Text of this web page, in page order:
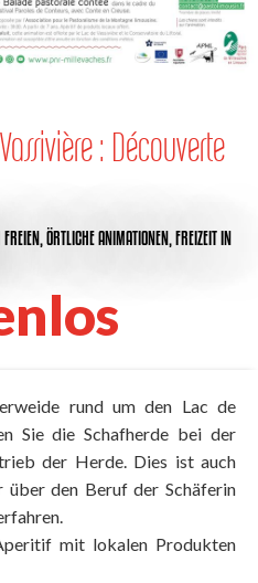
: Découverte
ÖRTLICHE ANIMATIONEN, FREIZEIT IN
rund um den Lac de
Sie die Schafherde bei der
der Herde. Dies ist auch
über den Beruf der Schäferin
mit lokalen Produkten